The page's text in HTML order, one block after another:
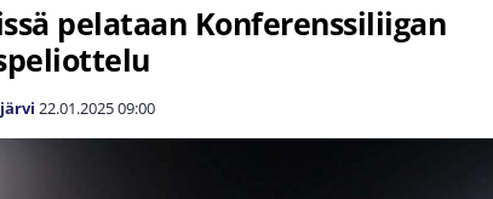
pelataan Konferenssiliigan
22.01.202509:00